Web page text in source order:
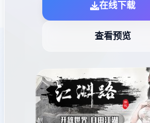
在线下载
查看预览